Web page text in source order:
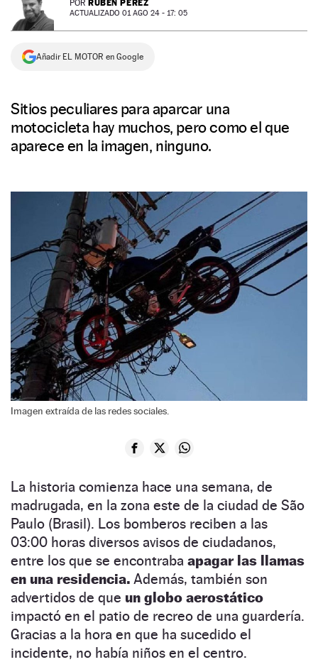
NEWSLETTER
SÍGUENOS
POR RUBÉN PÉREZ
ACTUALIZADO 01 AGO 24 - 17: 05
Añadir EL MOTOR en Google
Sitios peculiares para aparcar una
motocicleta hay muchos, pero como el que
aparece en la imagen, ninguno.
Imagen extraída de las redes sociales.
La historia comienza hace una semana, de
madrugada, en la zona este de la ciudad de São
Paulo (Brasil). Los bomberos reciben a las
03:00 horas diversos avisos de ciudadanos,
entre los que se encontraba apagar las llamas
en una residencia. Además, también son
advertidos de que un globo aerostático
impactó en el patio de recreo de una guardería.
Gracias a la hora en que ha sucedido el
incidente, no había niños en el centro.